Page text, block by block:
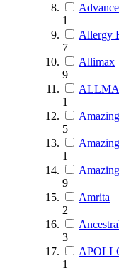
1
Allergy
7
Allimax
9
1
5
1
9
Amrita
2
3
1